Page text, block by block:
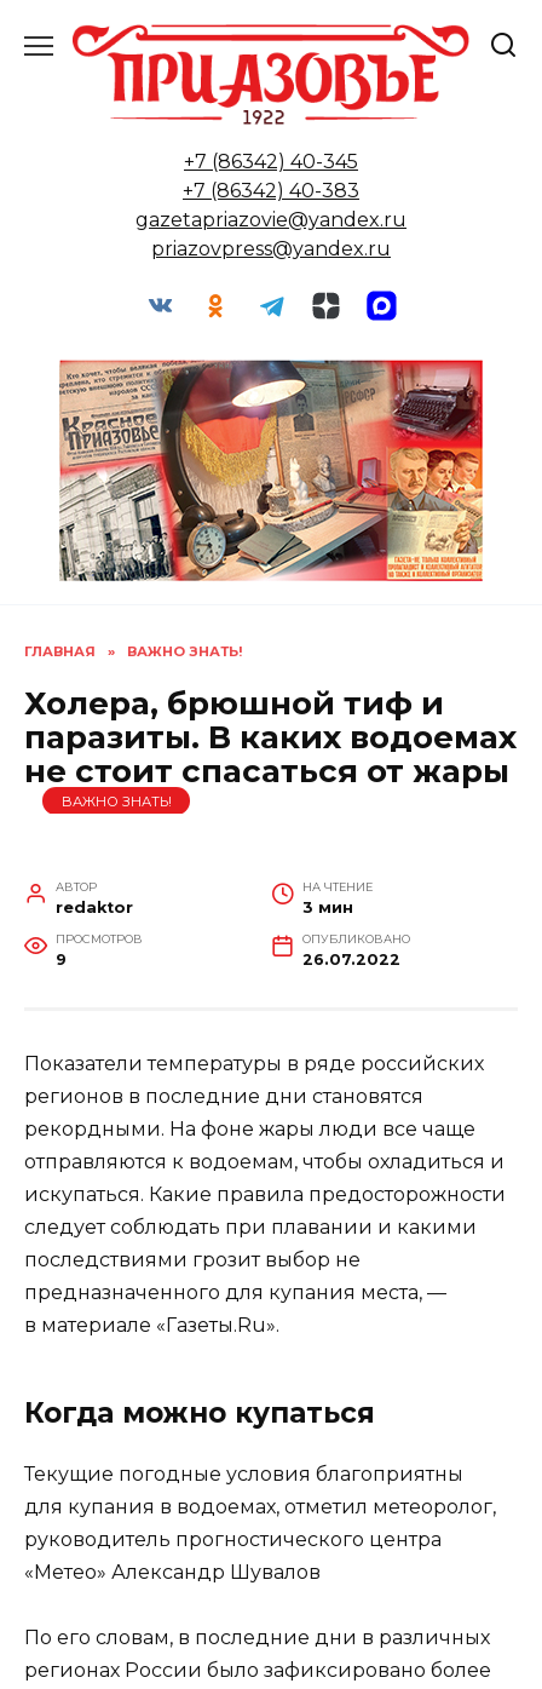
содержанию
+7 (86342) 40-345
+7 (86342) 40-383
gazetapriazovie@yandex.ru
priazovpress@yandex.ru
ГЛАВНАЯ » ВАЖНО ЗНАТЬ!
Холера, брюшной тиф и
паразиты. В каких водоемах
не стоит спасаться от жары
ВАЖНО ЗНАТЬ!
АВТОР
redaktor
НА ЧТЕНИЕ
3 мин
ПРОСМОТРОВ
9
ОПУБЛИКОВАНО
26.07.2022
Показатели температуры в ряде российских
регионов в последние дни становятся
рекордными. На фоне жары люди все чаще
отправляются к водоемам, чтобы охладиться и
искупаться. Какие правила предосторожности
следует соблюдать при плавании и какими
последствиями грозит выбор не
предназначенного для купания места, —
в материале «Газеты.Ru».
Когда можно купаться
Текущие погодные условия благоприятны
для купания в водоемах, отметил метеоролог,
руководитель прогностического центра
«Метео» Александр Шувалов
По его словам, в последние дни в различных
регионах России было зафиксировано более